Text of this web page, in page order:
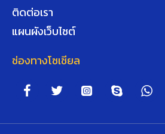
ติดต่อเรา
แผนผังเว็บไซต์
ช่องทางโซเชียล